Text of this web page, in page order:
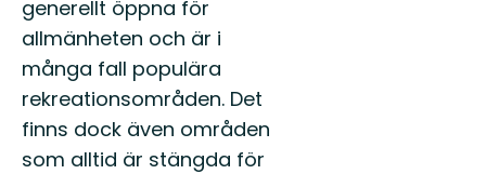
generellt öppna för
allmänheten och är i
många fall populära
rekreationsområden. Det
finns dock även områden
som alltid är stängda för